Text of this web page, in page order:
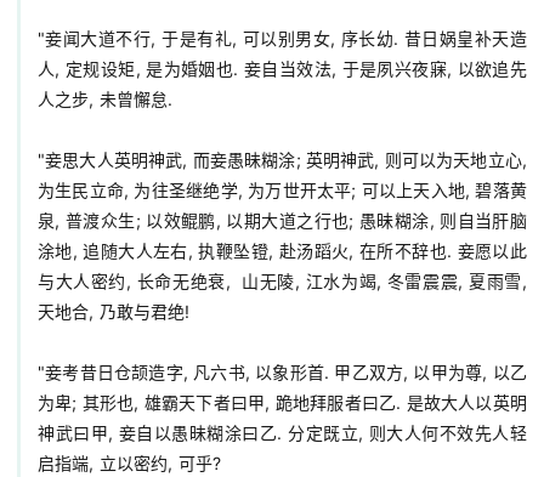
"妾闻大道不行, 于是有礼, 可以别男女, 序长幼. 昔日娲皇补天造
人, 定规设矩, 是为婚姻也. 妾自当效法, 于是夙兴夜寐, 以欲追先
人之步, 未曾懈怠.
"妾思大人英明神武, 而妾愚昧糊涂; 英明神武, 则可以为天地立心,
为生民立命, 为往圣继绝学, 为万世开太平; 可以上天入地, 碧落黄
泉, 普渡众生; 以效鲲鹏, 以期大道之行也; 愚昧糊涂, 则自当肝脑
涂地, 追随大人左右, 执鞭坠镫, 赴汤蹈火, 在所不辞也. 妾愿以此
与大人密约, 长命无绝衰,  山无陵, 江水为竭, 冬雷震震, 夏雨雪,
天地合, 乃敢与君绝!
"妾考昔日仓颉造字, 凡六书, 以象形首. 甲乙双方, 以甲为尊, 以乙
为卑; 其形也, 雄霸天下者曰甲, 跪地拜服者曰乙. 是故大人以英明
神武曰甲, 妾自以愚昧糊涂曰乙. 分定既立, 则大人何不效先人轻
启指端, 立以密约, 可乎?